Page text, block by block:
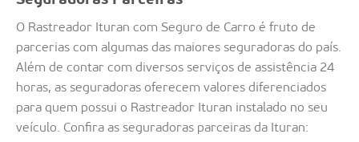
O Rastreador Ituran com Seguro de Carro é fruto de
parcerias com algumas das maiores seguradoras do país.
Além de contar com diversos serviços de assistência 24
horas, as seguradoras oferecem valores diferenciados
para quem possui o Rastreador Ituran instalado no seu
veículo. Confira as seguradoras parceiras da Ituran: